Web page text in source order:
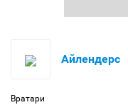
Айлендерс
Вратари